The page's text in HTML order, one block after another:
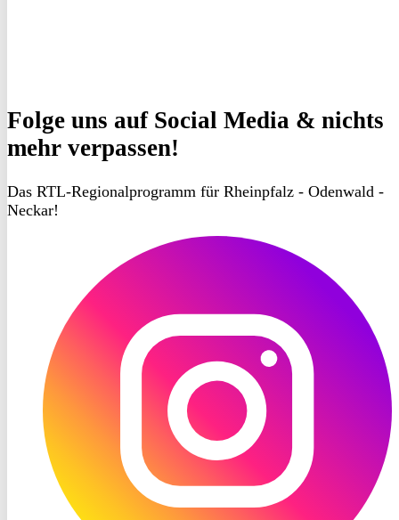
Folge uns auf Social Media & nichts
mehr verpassen!
Das RTL-Regionalprogramm für Rheinpfalz - Odenwald -
Neckar!
Instagram